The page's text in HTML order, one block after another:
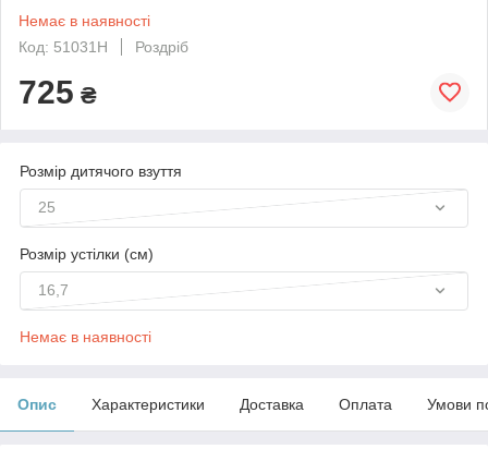
Немає в наявності
Код: 51031H
Роздріб
725 ₴
Розмір дитячого взуття
25
Розмір устілки (см)
16,7
Немає в наявності
Опис Характеристики Доставка Оплата Умови